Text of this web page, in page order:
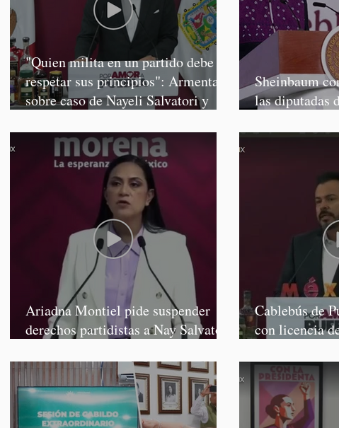
"Quien milita en un partido debe
respetar sus principios": Armenta,
sobre caso de Nayeli Salvatori y
Sheinbaum
las diputadas
Ariadna Montiel pide suspender
derechos partidistas a Nay Salvatori
Cablebús de
con licencia